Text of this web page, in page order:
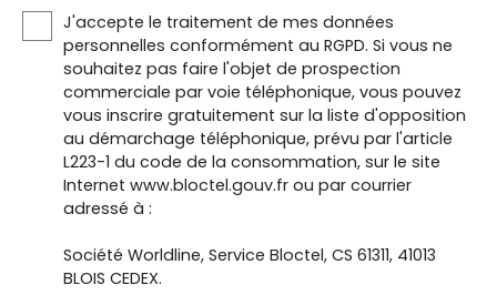
J'accepte le traitement de mes données
personnelles conformément au RGPD. Si vous ne
souhaitez pas faire l'objet de prospection
commerciale par voie téléphonique, vous pouvez
vous inscrire gratuitement sur la liste d'opposition
au démarchage téléphonique, prévu par l'article
L223-1 du code de la consommation, sur le site
Internet www.bloctel.gouv.fr ou par courrier
adressé à :
Société Worldline, Service Bloctel, CS 61311, 41013
BLOIS CEDEX.